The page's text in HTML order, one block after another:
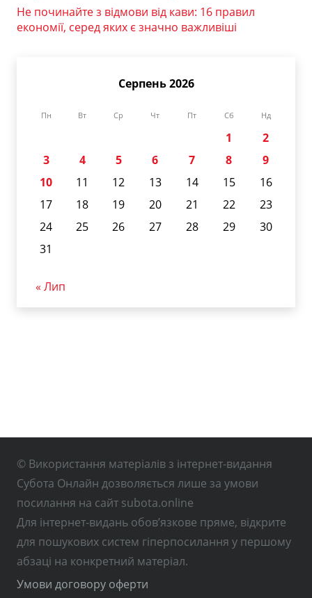
Не починайте з відмови від кави: 16 правил
економії, серед яких є значно важливіші
Серпень 2026
Пн Вт Ср Чт Пт Сб Нд
1
2
3
4 5 6 7 8
9
10
11 12 13 14 15
16
17
18 19 20 21 22
23
24
25 26 27 28 29
30
31
« Лип
© Використання матеріалів з інтернет-видання
Субота Онлайн дозволяється лише за умови
посилання на сайт subota.online
Для інтернет-видань обов’язкове пряме, відкрите
для пошукових систем гіперпосилання у першому
абзаці на конкретний матеріал.
Умови договору оферти